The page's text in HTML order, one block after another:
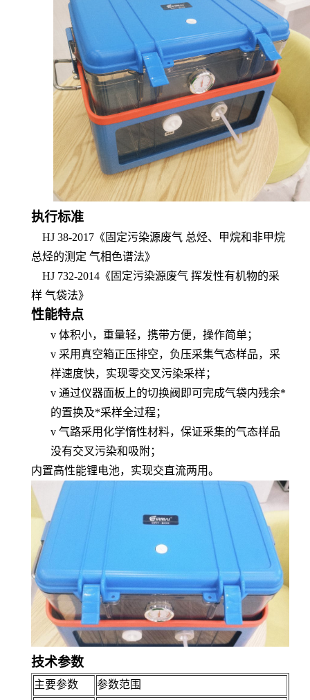
执行标准
HJ 38-2017 《 固定污染源废气 总烃、甲烷和非甲烷
总烃的测定 气相色谱法》
HJ 732-2014 《 固定污染源废气 挥发性有机物的采
样 气袋法》
性能特点
v 体积小，重量轻，携带方便，操作简单；
v 采用真空箱正压排空，负压采集气态样品，采
样速度快，实现零交叉污染采样；
v 通过仪器面板上的切换阀即可完成气袋内残余*
的置换及*采样全过程；
v 气路采用化学惰性材料，保证采集的气态样品
没有交叉污染和吸附；
内置高性能锂电池，实现交直流两用。
技术参数
主要参数
参数范围